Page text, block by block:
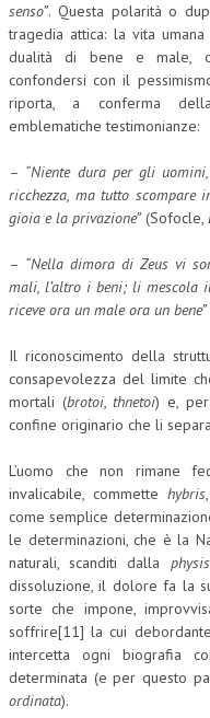
senso”. Questa polarità o
tragedia attica: la vita
dualità di bene e male,
confondersi con il
riporta, a conferma
emblematiche testimonianze:
– “Niente dura per gli
ricchezza, ma tutto
gioia e la privazione”(Sofocle,
– “Nella dimora di Zeus vi
mali, l’altro i beni; li mescola
riceve ora un male ora un bene”
Il riconoscimento della
consapevolezza del limite
mortali (brotoi,thnetoi) e,
confine originario che li
L’uomo che non rimane
invalicabile, commette hybris
come semplice
le determinazioni, che è la
naturali, scanditi dalla physis
dissoluzione, il dolore fa la
sorte che impone,
soffrire[11] la cui debordante
intercetta ogni biografia
determinata (e per questo
ordinata).